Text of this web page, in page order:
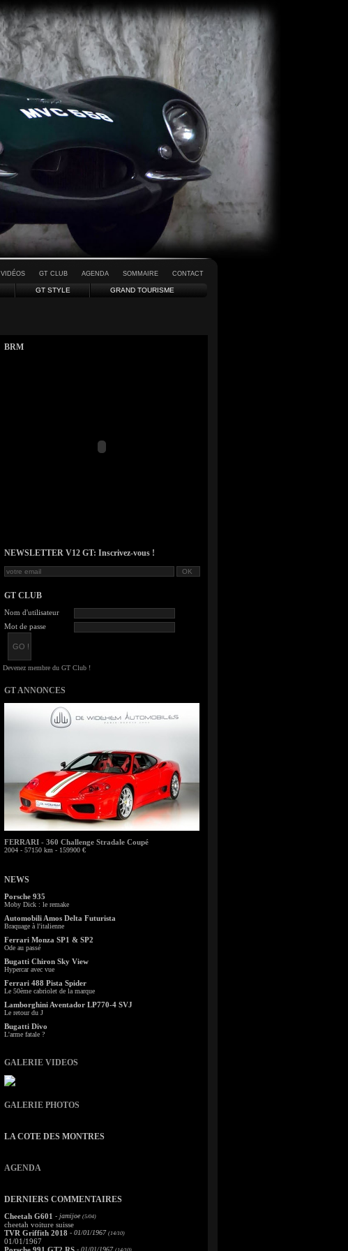
VIDÉOS GT CLUB AGENDA SOMMAIRE CONTACT
GT STYLE GRAND TOURISME
BRM
NEWSLETTER V12 GT: Inscrivez-vous !
GT CLUB
Nom d'utilisateur
Mot de passe
GT ANNONCES
FERRARI - 360 Challenge Stradale Coupé
2004 - 57150 km - 159900 €
NEWS
Porsche 935
Moby Dick : le remake
Automobili Amos Delta Futurista
Braquage à l'italienne
Ferrari Monza SP1 & SP2
Ode au passé
Bugatti Chiron Sky View
Hypercar avec vue
Ferrari 488 Pista Spider
Le 50ème cabriolet de la marque
Lamborghini Aventador LP770-4 SVJ
Le retour du J
Bugatti Divo
L'arme fatale ?
GALERIE VIDEOS
GALERIE PHOTOS
LA COTE DES MONTRES
AGENDA
DERNIERS COMMENTAIRES
Cheetah G601 - jamijoe (5/04)
cheetah voiture suisse
TVR Griffith 2018 - 01/01/1967 (14/10)
01/01/1967
- 01/01/1967